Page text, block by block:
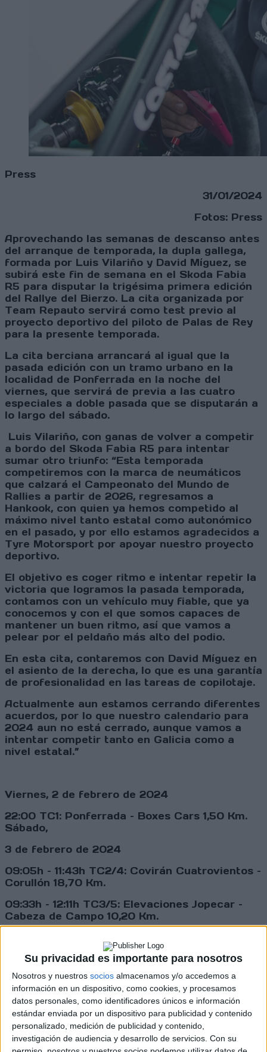
Su privacidad es importante para nosotros
Nosotros y nuestros socios almacenamos y/o accedemos a
información en un dispositivo, como cookies, y procesamos
datos personales, como identificadores únicos e información
estándar enviada por un dispositivo para publicidad y contenido
personalizado, medición de publicidad y contenido,
investigación de audiencia y desarrollo de servicios. Con su
Press
31/01/2024
Fotos: Press
Aprovechando las semanas de descanso antes
del arranque de temporada, la dupla gallega,
formada por Luis Vilariño y David Míguez, se
subirá este fin de semana en el Skoda Fabia
R5 para disputar la trigésima primera edición
del Rallye del Bierzo. La cita organizada por
Team Repauto servirá como test previo al
proyecto deportivo del piloto de Palas de Rey
para la presente temporada.
La cita berciana arrancará al igual que la
pasada edición con un tramo urbano en la
localidad de Ponferrada en la noche del
viernes, que servirá de previa a las cuatro
especiales a doble pasada que se disputarán a
lo largo del sábado.
Luis Vilariño, con ganas de volver a competir
a bordo del Skoda Fabia R5 para intentar
sumar otro triunfo: “Esta temporada
competiremos con la marca de neumáticos
que calzará el Campeonato del Mundo de
Rallies a partir de 2026, regresamos a
Hankook, con quien ya hemos competido al
máximo nivel tanto estatal como autonómico
en el pasado, y por ello estamos agradecidos a
Tyre Motorsport por apoyar nuestro proyecto
deportivo.
El objetivo es coger ritmo e intentar repetir la
victoria que logramos la pasada temporada,
contamos con un vehículo muy fiable, que ya
conocemos y con el que somos capaces de
mantener un buen ritmo, así que vamos a
pelear por el peldaño más alto del podio.
En esta cita, contaremos con David Míguez en
el asiento de la derecha, lo que es una garantía
de profesionalidad en las tareas de copilotaje.
Actualmente aun estamos cerrando diferentes
acuerdos, por lo que nuestro calendario para
2024 aun no está cerrado, aunque vamos a
intentar competir tanto en Galicia como a
nivel estatal.”
Viernes, 2 de febrero de 2024
22:00 TC1: Ponferrada – Boxes Cars 1,50 Km.
Sábado,
3 de febrero de 2024
09:05h – 11:43h TC2/4: Covirán Cuatrovientos –
Corullón 18,70 Km.
09:33h – 12:11h TC3/5: Elevaciones Jopecar –
Cabeza de Campo 10,20 Km.
Villafranca del Bierzo 8,10 Km.
15:59h – 18:42h TC7/9: Albergue El Templarín –
Paradaseca 11,60 Km
Cargando
nueva noticia
No hay más noticias en esta categoría.